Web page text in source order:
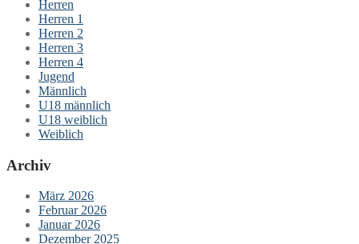
Herren
Herren 1
Herren 2
Herren 3
Herren 4
Jugend
Männlich
U18 männlich
U18 weiblich
Weiblich
Archiv
März 2026
Februar 2026
Januar 2026
Dezember 2025